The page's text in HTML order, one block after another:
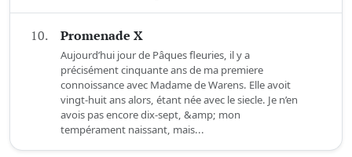
10. Promenade X
Aujourd’hui jour de Pâques fleuries, il y a
précisément cinquante ans de ma premiere
connoissance avec Madame de Warens. Elle avoit
vingt-huit ans alors, étant née avec le siecle. Je n’en
avois pas encore dix-sept, &amp; mon
tempérament naissant, mais...